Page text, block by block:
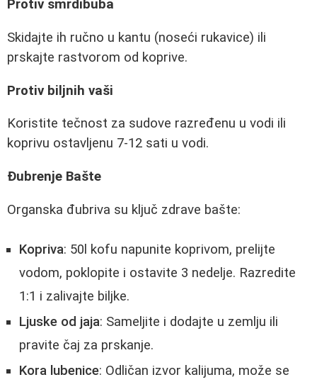
Protiv smrdibuba
Skidajte ih ručno u kantu (noseći rukavice) ili
prskajte rastvorom od koprive.
Protiv biljnih vaši
Koristite tečnost za sudove razređenu u vodi ili
koprivu ostavljenu 7-12 sati u vodi.
Đubrenje Bašte
Organska đubriva su ključ zdrave bašte:
Kopriva: 50l kofu napunite koprivom, prelijte
vodom, poklopite i ostavite 3 nedelje. Razredite
1:1 i zalivajte biljke.
Ljuske od jaja: Sameljite i dodajte u zemlju ili
pravite čaj za prskanje.
Kora lubenice: Odličan izvor kalijuma, može se